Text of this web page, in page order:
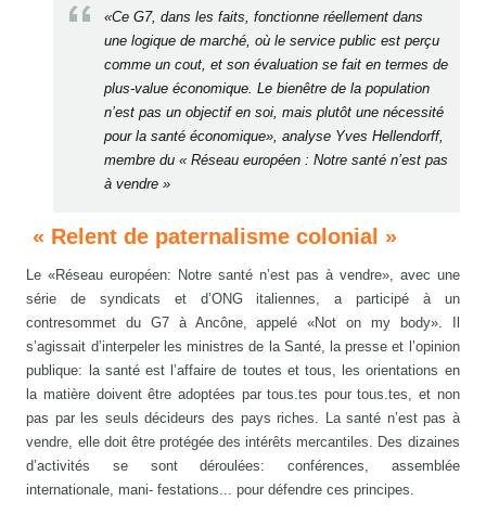
«Ce G7, dans les faits, fonctionne réellement dans
une logique de marché, où le service public est perçu
comme un cout, et son évaluation se fait en termes de
plus-value économique. Le bienêtre de la population
n’est pas un objectif en soi, mais plutôt une nécessité
pour la santé économique», analyse Yves Hellendorff,
membre du « Réseau européen : Notre santé n’est pas
à vendre »
« Relent de paternalisme colonial »
Le «Réseau européen: Notre santé n’est pas à vendre», avec une
série de syndicats et d’ONG italiennes, a participé à un
contresommet du G7 à Ancône, appelé «Not on my body». Il
s’agissait d’interpeler les ministres de la Santé, la presse et l’opinion
publique: la santé est l’affaire de toutes et tous, les orientations en
la matière doivent être adoptées par tous.tes pour tous.tes, et non
pas par les seuls décideurs des pays riches. La santé n’est pas à
vendre, elle doit être protégée des intérêts mercantiles. Des dizaines
d’activités se sont déroulées: conférences, assemblée
internationale, mani- festations... pour défendre ces principes.